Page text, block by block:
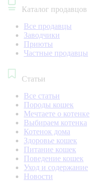
Каталог продавцов
Все продавцы
Заводчики
Приюты
Частные продавцы
Статьи
Все статьи
Породы кошек
Мечтаете о котенке
Выбираем котенка
Котенок дома
Здоровье кошек
Питание кошек
Поведение кошек
Уход и содержание
Новости